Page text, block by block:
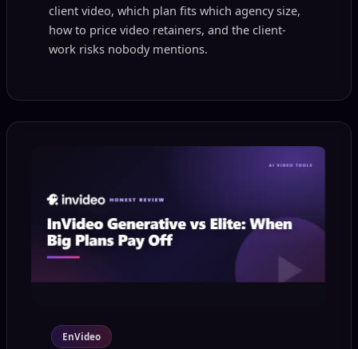
client video, which plan fits which agency size,
how to price video retainers, and the client-
work risks nobody mentions.
EnVideo